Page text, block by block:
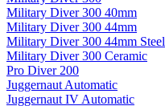
Military Diver 300 40mm
Military Diver 300 44mm
Military Diver 300 44mm Steel
Military Diver 300 Ceramic
Pro Diver 200
Juggernaut Automatic
Juggernaut IV Automatic